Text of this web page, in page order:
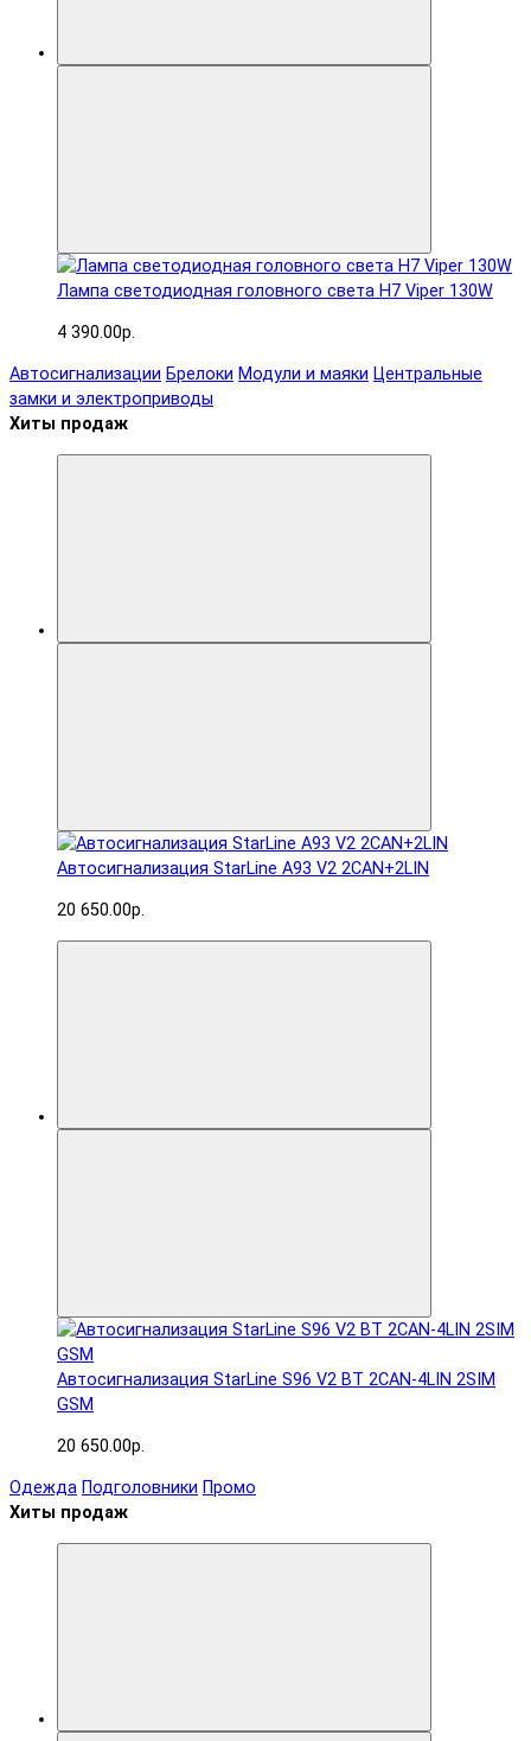
Лампа светодиодная головного света H7 Viper 130W
4 390.00р.
Автосигнализации Брелоки Модули и маяки Центральные
замки и электроприводы
Хиты продаж
Автосигнализация StarLine A93 V2 2CAN+2LIN
20 650.00р.
Автосигнализация StarLine S96 V2 BT 2CAN-4LIN 2SIM
GSM
20 650.00р.
Одежда Подголовники Промо
Хиты продаж